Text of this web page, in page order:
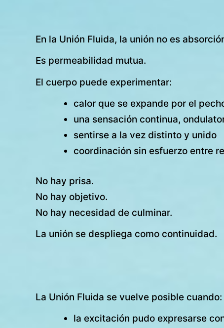
En la Unión Fluida, la unión no es
Es permeabilidad mutua.
El cuerpo puede experimentar:
calor que se expande por el
una sensación continua,
sentirse a la vez distinto y unido
coordinación sin esfuerzo entre
No hay prisa.
No hay objetivo.
No hay necesidad de culminar.
La unión se despliega como continuidad.
La Unión Fluida se vuelve posible cuando:
la excitación pudo expresarse